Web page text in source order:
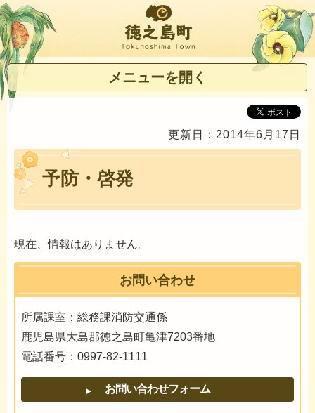
徳之島町
メニューを開く
更新日：2014年6月17日
予防・啓発
現在、情報はありません。
お問い合わせ
所属課室：総務課消防交通係
鹿児島県大島郡徳之島町亀津7203番地
電話番号：0997-82-1111